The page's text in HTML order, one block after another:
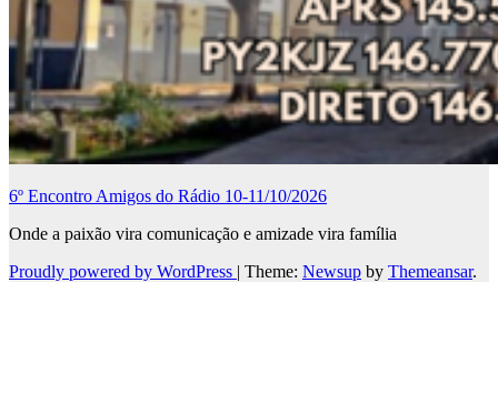
6º Encontro Amigos do Rádio 10-11/10/2026
Onde a paixão vira comunicação e amizade vira família
Proudly powered by WordPress | Theme: Newsup by Themeansar.